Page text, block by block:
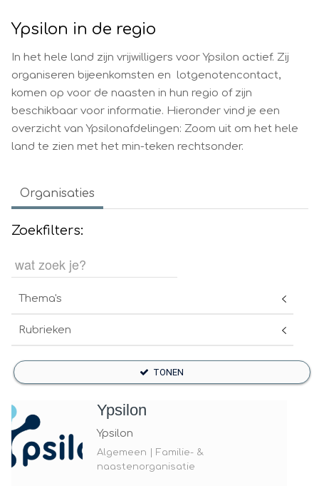
Ypsilon in de regio
In het hele land zijn vrijwilligers voor Ypsilon actief. Zij
organiseren bijeenkomsten en lotgenotencontact,
komen op voor de naasten in hun regio of zijn
beschikbaar voor informatie. Hieronder vind je een
overzicht van Ypsilonafdelingen: Zoom uit om het hele
land te zien met het min-teken rechtsonder.
Organisaties
Zoekfilters:
Thema's
Rubrieken
TONEN
Ypsilon
Ypsilon
Algemeen | Familie- &
naastenorganisatie